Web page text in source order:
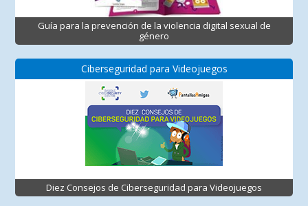
Guía para la prevención de la violencia digital sexual de
género
Ciberseguridad para Videojuegos
Diez Consejos de Ciberseguridad para Videojuegos